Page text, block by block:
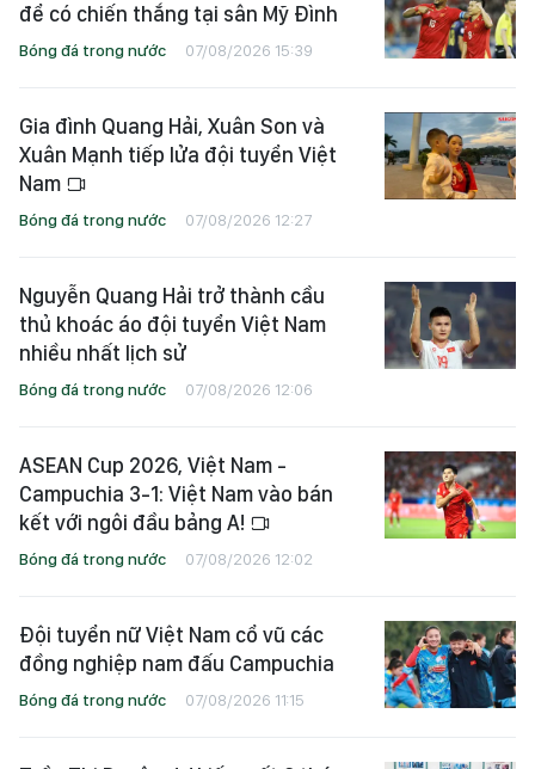
để có chiến thắng tại sân Mỹ Đình
Bóng đá trong nước 07/08/2026 15:39
Gia đình Quang Hải, Xuân Son và
Xuân Mạnh tiếp lửa đội tuyển Việt
Nam
Bóng đá trong nước 07/08/2026 12:27
Nguyễn Quang Hải trở thành cầu
thủ khoác áo đội tuyển Việt Nam
nhiều nhất lịch sử
Bóng đá trong nước 07/08/2026 12:06
ASEAN Cup 2026, Việt Nam -
Campuchia 3-1: Việt Nam vào bán
kết với ngôi đầu bảng A!
Bóng đá trong nước 07/08/2026 12:02
Đội tuyển nữ Việt Nam cổ vũ các
đồng nghiệp nam đấu Campuchia
Bóng đá trong nước 07/08/2026 11:15